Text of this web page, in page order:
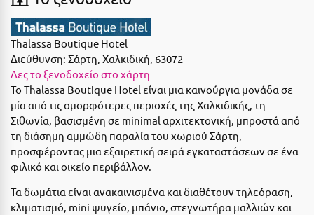
Βόλος
Βραχάτι Κορινθίας
Βυτίνα
Γ
Γαλαξiδι
Γλυφάδα
Γύθειο
Δες όλες τις προσφορές
Δες όλα τα πακέτα διακοπών
Thalassa Boutique Hotel
Διεύθυνση: Σάρτη, Χαλκιδική, 63072
Δες το ξενοδοχείο στο χάρτη
Το Thalassa Boutique Hotel είναι μια καινούργια μονάδα σε
μία από τις ομορφότερες περιοχές της Χαλκιδικής, τη
Σιθωνία, βασισμένη σε minimal αρχιτεκτονική, μπροστά από
τη διάσημη αμμώδη παραλία του χωριού Σάρτη,
προσφέροντας μια εξαιρετική σειρά εγκαταστάσεων σε ένα
φιλικό και οικείο περιβάλλον.
Τα δωμάτια είναι ανακαινισμένα και διαθέτουν τηλεόραση,
κλιματισμό, mini ψυγείο, μπάνιο, στεγνωτήρα μαλλιών και